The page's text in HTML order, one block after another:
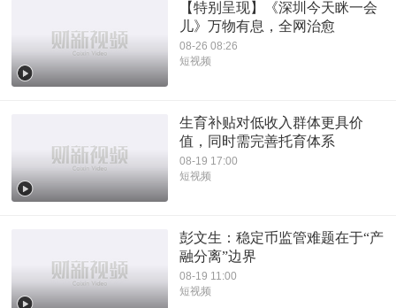
【特别呈现】《深圳今天眯一会
儿》万物有息，全网治愈
08-26 08:26
短视频
生育补贴对低收入群体更具价
值，同时需完善托育体系
08-19 17:00
短视频
彭文生：稳定币监管难题在于“产
融分离”边界
08-19 11:00
短视频